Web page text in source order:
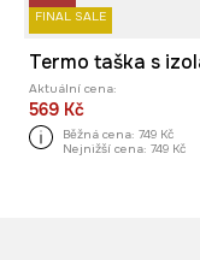
FINAL SALE
Aktuální cena:
569 Kč
Běžná cena: 749 Kč
Nejnižší cena: 749 Kč